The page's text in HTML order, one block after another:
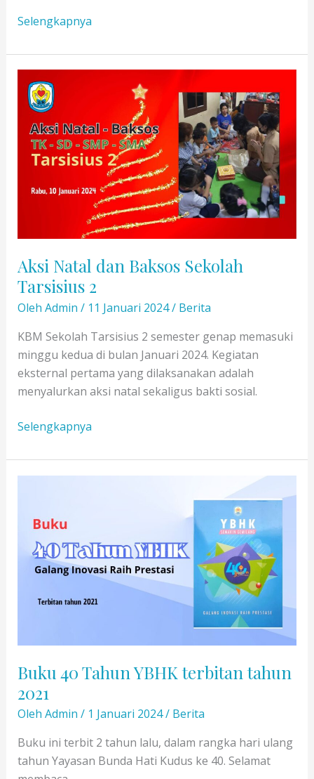
Open
Selengkapnya
Aksi Natal dan Baksos Sekolah
Tarsisius 2
Oleh Admin / 11 Januari 2024/ Berita
KBM Sekolah Tarsisius 2 semester genap memasuki
minggu kedua di bulan Januari 2024. Kegiatan
eksternal pertama yang dilaksanakan adalah
menyalurkan aksi natal sekaligus bakti sosial.
Aksi
dan
Baksos
Tarsisius
Selengkapnya
Buku 40 Tahun YBHK terbitan tahun
2021
Oleh Admin / 1 Januari 2024/ Berita
Buku ini terbit 2 tahun lalu, dalam rangka hari ulang
tahun Yayasan Bunda Hati Kudus ke 40. Selamat